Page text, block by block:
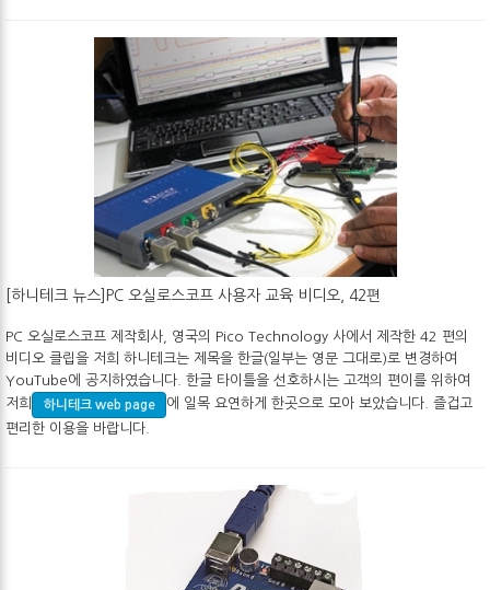
[하니테크 뉴스]PC 오실로스코프 사용자 교육 비디오, 42편
PC 오실로스코프 제작회사, 영국의 Pico Technology 사에서 제작한 42 편의
비디오 클립을 저희 하니테크는 제목을 한글(일부는 영문 그대로)로 변경하여
YouTube에 공지하였습니다. 한글 타이틀을 선호하시는 고객의 편이를 위하여
저희
하니테크 web page
에 일목 요연하게 한곳으로 모아 보았습니다. 즐겁고
편리한 이용을 바랍니다.